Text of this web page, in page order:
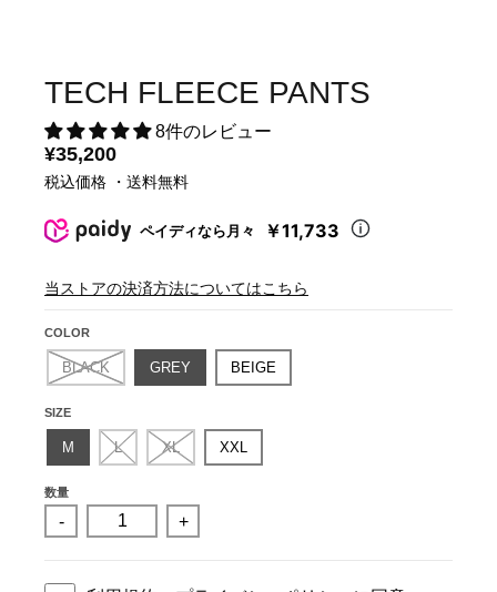
TECH FLEECE PANTS
8件のレビュー
¥35,200
税込価格 ・送料無料
ペイディなら月々 ￥11,733
当ストアの決済方法についてはこちら
COLOR
BLACK GREY BEIGE
SIZE
M L XL XXL
数量
- +